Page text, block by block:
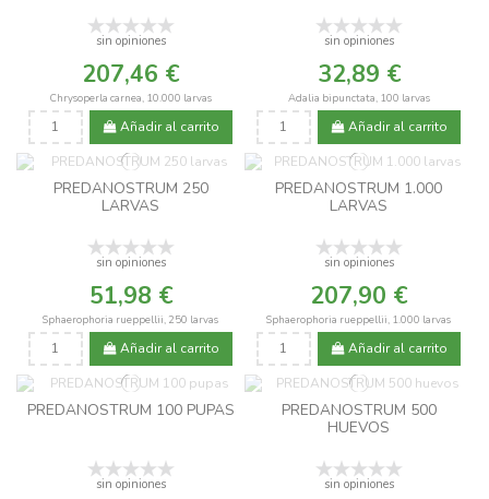
sin opiniones
207,46 €
Chrysoperla carnea, 10.000 larvas
Añadir al carrito
sin opiniones
32,89 €
Adalia bipunctata, 100 larvas
Añadir al carrito
PREDANOSTRUM 250
LARVAS
sin opiniones
51,98 €
Sphaerophoria rueppellii, 250 larvas
Añadir al carrito
PREDANOSTRUM 1.000
LARVAS
sin opiniones
207,90 €
Sphaerophoria rueppellii, 1.000 larvas
Añadir al carrito
PREDANOSTRUM 100 PUPAS
sin opiniones
PREDANOSTRUM 500
HUEVOS
sin opiniones